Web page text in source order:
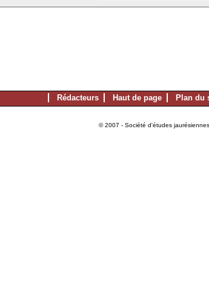
Rédacteurs Haut de page Plan du
© 2007 - Société d'études jaurésiennes.